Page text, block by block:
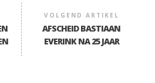
VOLGEND ARTIKEL
AFSCHEID BASTIAAN
EVERINK NA 25 JAAR